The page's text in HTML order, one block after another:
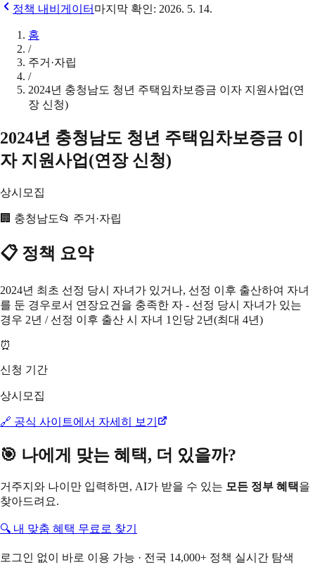
정책 내비게이터 마지막 확인: 2026. 5. 14.
홈
/
주거·자립
/
2024년 충청남도 청년 주택임차보증금 이자 지원사업(연
장 신청)
2024년 충청남도 청년 주택임차보증금 이
자 지원사업(연장 신청)
상시모집
🏢 충청남도📂 주거·자립
📋 정책 요약
2024년 최초 선정 당시 자녀가 있거나, 선정 이후 출산하여 자녀
를 둔 경우로서 연장요건을 충족한 자 - 선정 당시 자녀가 있는
경우 2년 / 선정 이후 출산 시 자녀 1인당 2년(최대 4년)
⏰
신청 기간
상시모집
🔗 공식 사이트에서 자세히 보기
🎯 나에게 맞는 혜택, 더 있을까?
거주지와 나이만 입력하면, AI가 받을 수 있는 모든 정부 혜택을
찾아드려요.
🔍 내 맞춤 혜택 무료로 찾기
로그인 없이 바로 이용 가능 · 전국 14,000+ 정책 실시간 탐색